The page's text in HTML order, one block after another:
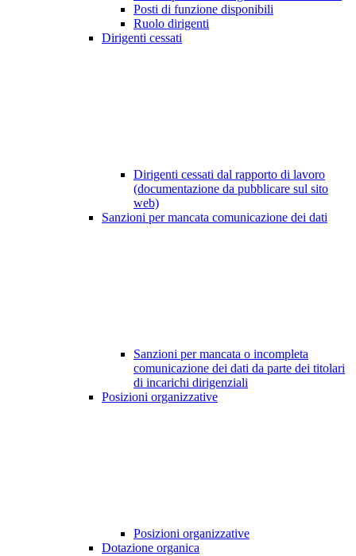
Posti di funzione disponibili
Ruolo dirigenti
Dirigenti cessati
Dirigenti cessati dal rapporto di lavoro
(documentazione da pubblicare sul sito
web)
Sanzioni per mancata comunicazione dei dati
Sanzioni per mancata o incompleta
comunicazione dei dati da parte dei titolari
di incarichi dirigenziali
Posizioni organizzative
Posizioni organizzative
Dotazione organica